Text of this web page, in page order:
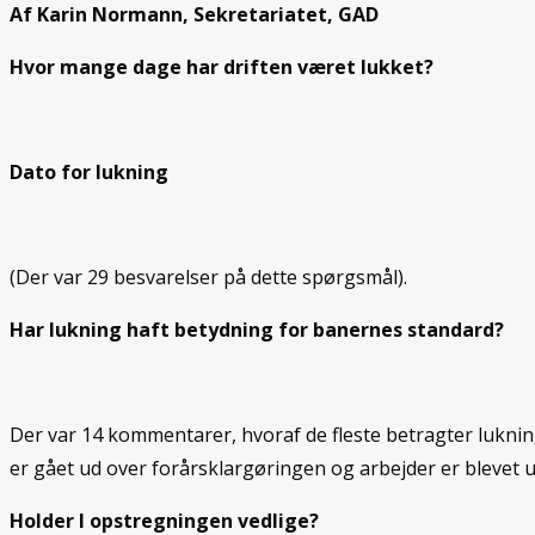
Af Karin Normann, Sekretariatet, GAD
Hvor mange dage har driften været lukket?
Dato for lukning
(Der var 29 besvarelser på dette spørgsmål).
Har lukning haft betydning for banernes standard?
Der var 14 kommentarer, hvoraf de fleste betragter
er gået ud over forårsklargøringen og arbejder er blevet
Holder I opstregningen vedlige?